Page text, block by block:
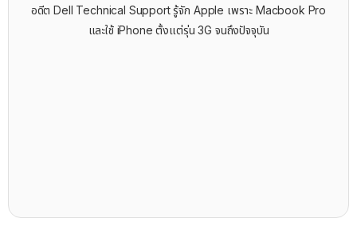
อดีต Dell Technical Support รู้จัก ​Apple เพราะ Macbook Pro
และใช้ iPhone ตั้งแต่รุ่น 3G จนถึงปัจจุบัน